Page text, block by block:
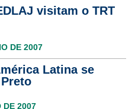
visitam o TRT
DE 2007
Latina se
DE 2007